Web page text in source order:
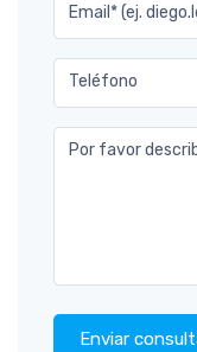
Email* (ej.
Teléfono
Por favor
Enviar